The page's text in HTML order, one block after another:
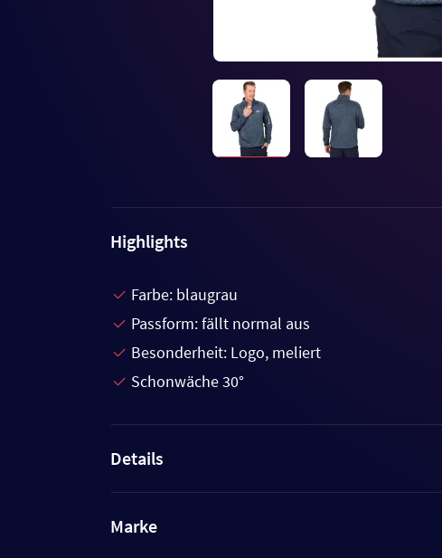
Highlights
Farbe: blaugrau
Passform: fällt normal aus
Besonderheit: Logo, meliert
Schonwäche 30°
Details
Marke